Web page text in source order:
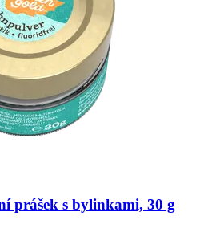
prášek s bylinkami, 30 g